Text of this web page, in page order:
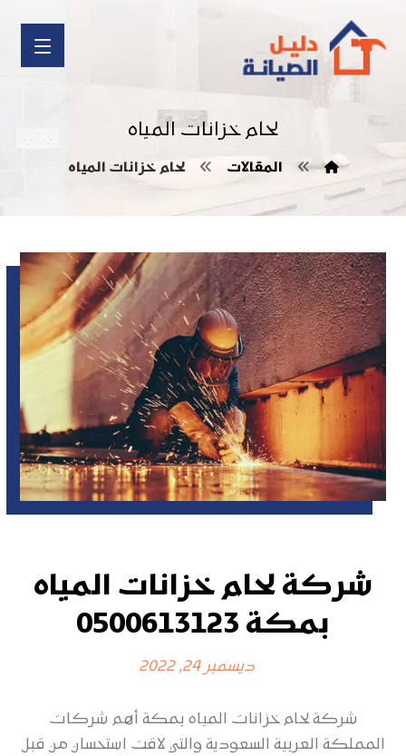
لحام خزانات المياه
المقالات لحام خزانات المياه
شركة لحام خزانات المياه
بمكة 0500613123
ديسمبر 24, 2022
شركة لحام خزانات المياه بمكة أهم شركات
المملكة العربية السعودية والتي لاقت استحسان من قبل